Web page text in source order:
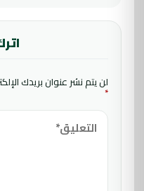
لن يتم نشر عنوان بريدك
*